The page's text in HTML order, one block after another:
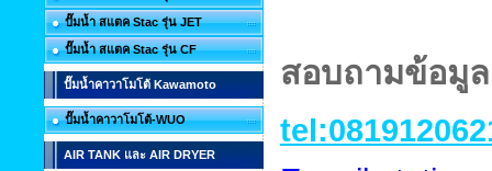
ปั๊มน้ำ สแตค Stac รุ่น JET
ปั๊มน้ำ สแตค Stac รุ่น CF
ปั๊มน้ำคาวาโมโต้ Kawamoto
ปั๊มน้ำคาวาโมโต้-WUO
AIR TANK และ AIR DRYER
สอบถามข้อมูล